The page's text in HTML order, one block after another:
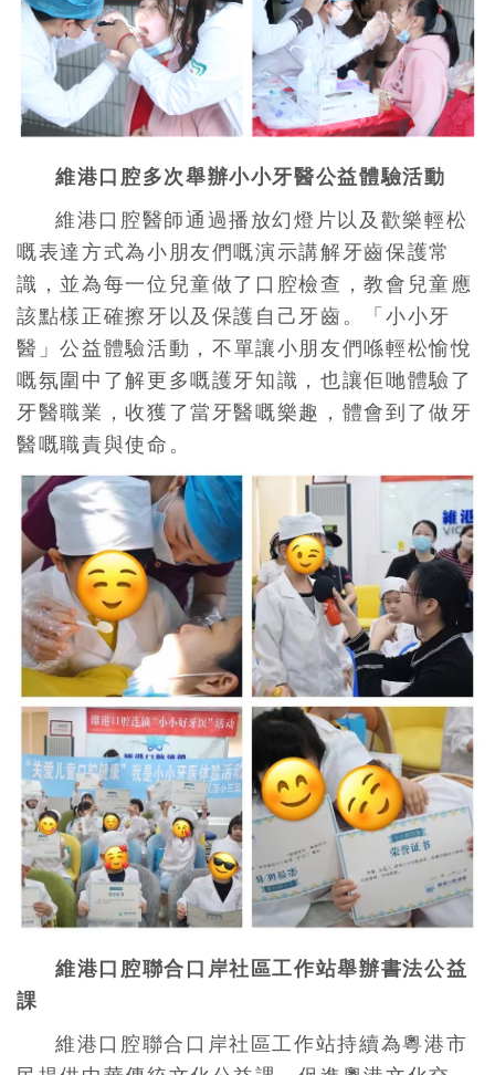
維港口腔多次舉辦小小牙醫公益體驗活動
維港口腔醫師通過播放幻燈片以及歡樂輕松
嘅表達方式為小朋友們嘅演示講解牙齒保護常
識，並為每一位兒童做了口腔檢查，教會兒童應
該點樣正確擦牙以及保護自己牙齒。
「小小牙
醫」公益體驗活動，不單讓小朋友們喺輕松愉悅
嘅氛圍中了解更多嘅護牙知識，也讓佢哋體驗了
牙醫職業，收獲了當牙醫嘅樂趣 ，體會到了做牙
醫嘅職責與使命。
維港口腔聯合口岸社區工作站舉辦書法公益
課
維港口腔聯合口岸社區工作站持續為粵港市